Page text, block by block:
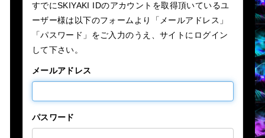
すでにSKIYAKI IDのアカウントを取得頂いているユ
ーザー様は以下のフォームより「メールアドレス」
「パスワード」をご入力のうえ、サイトにログイン
して下さい。
メールアドレス
パスワード